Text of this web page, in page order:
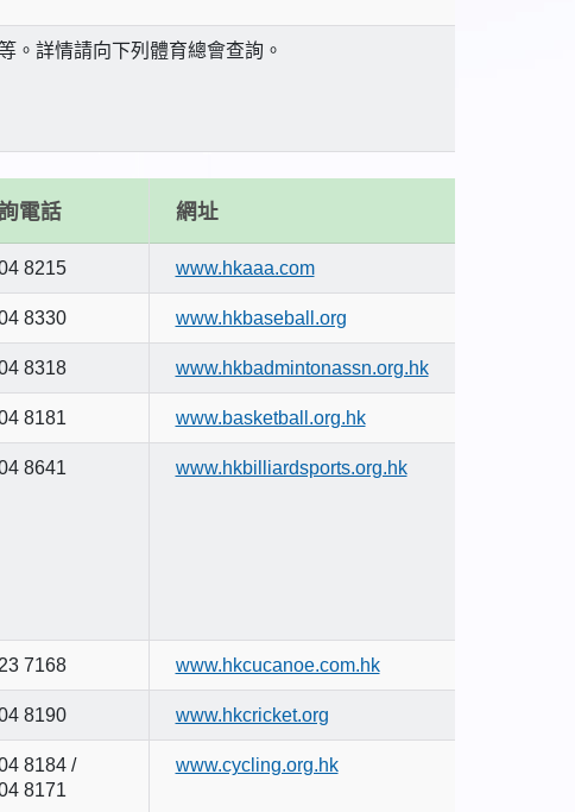
。詳情請向下列體育總會查詢。
電話 網址
8215 www.hkaaa.com
8330 www.hkbaseball.org
8318 www.hkbadmintonassn.org.hk
8181 www.basketball.org.hk
8641 www.hkbilliardsports.org.hk
7168 www.hkcucanoe.com.hk
8190 www.hkcricket.org
8184 /
8171
www.cycling.org.hk